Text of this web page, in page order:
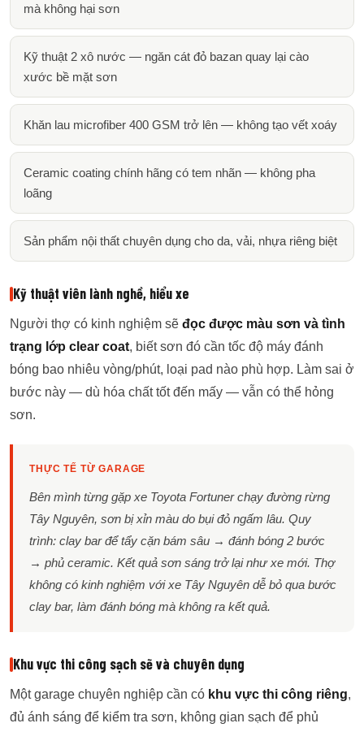
mà không hại sơn
Kỹ thuật 2 xô nước — ngăn cát đỏ bazan quay lại cào
xước bề mặt sơn
Khăn lau microfiber 400 GSM trở lên — không tạo vết xoáy
Ceramic coating chính hãng có tem nhãn — không pha
loãng
Sản phẩm nội thất chuyên dụng cho da, vải, nhựa riêng biệt
Kỹ thuật viên lành nghề, hiểu xe
Người thợ có kinh nghiệm sẽ đọc được màu sơn và tình
trạng lớp clear coat, biết sơn đó cần tốc độ máy đánh
bóng bao nhiêu vòng/phút, loại pad nào phù hợp. Làm sai ở
bước này — dù hóa chất tốt đến mấy — vẫn có thể hỏng
sơn.
THỰC TẾ TỪ GARAGE
Bên mình từng gặp xe Toyota Fortuner chạy đường rừng
Tây Nguyên, sơn bị xỉn màu do bụi đỏ ngấm lâu. Quy
trình: clay bar để tẩy cặn bám sâu → đánh bóng 2 bước
→ phủ ceramic. Kết quả sơn sáng trở lại như xe mới. Thợ
không có kinh nghiệm với xe Tây Nguyên dễ bỏ qua bước
clay bar, làm đánh bóng mà không ra kết quả.
Khu vực thi công sạch sẽ và chuyên dụng
Một garage chuyên nghiệp cần có khu vực thi công riêng,
đủ ánh sáng để kiểm tra sơn, không gian sạch để phủ